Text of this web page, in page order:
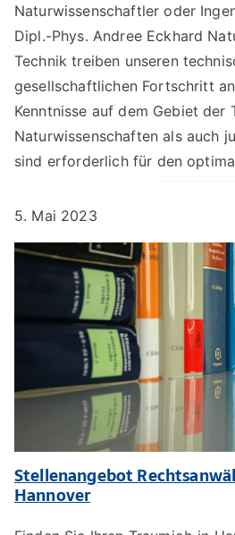
Naturwissenschaftler oder
Dipl.-Phys. Andree Eckhard
Technik treiben unseren
gesellschaftlichen Fortschritt
Kenntnisse auf dem Gebiet der
Naturwissenschaften als auch
sind erforderlich für den
5. Mai 2023
Stellenangebot
Hannover